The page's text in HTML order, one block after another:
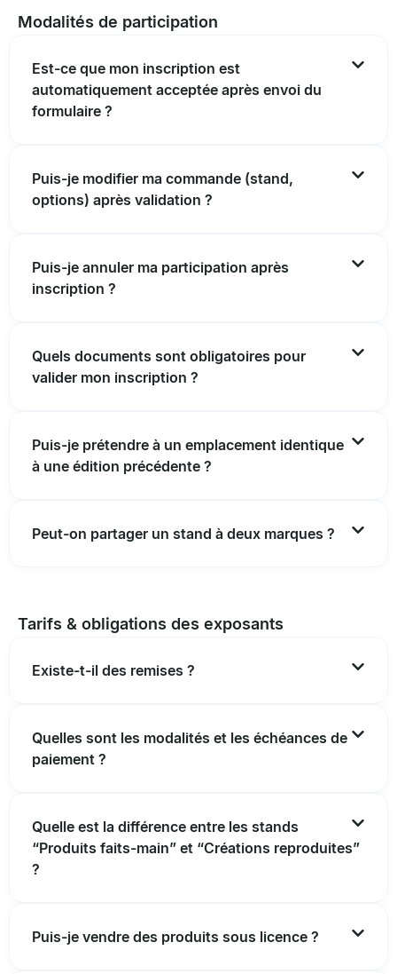
Modalités de participation
Est-ce que mon inscription est
automatiquement acceptée après envoi du
formulaire ?
Puis-je modifier ma commande (stand,
options) après validation ?
Puis-je annuler ma participation après
inscription ?
Quels documents sont obligatoires pour
valider mon inscription ?
Puis-je prétendre à un emplacement identique
à une édition précédente ?
Peut-on partager un stand à deux marques ?
Tarifs & obligations des exposants
Existe-t-il des remises ?
Quelles sont les modalités et les échéances de
paiement ?
Quelle est la différence entre les stands
“Produits faits-main” et “Créations reproduites”
?
Puis-je vendre des produits sous licence ?